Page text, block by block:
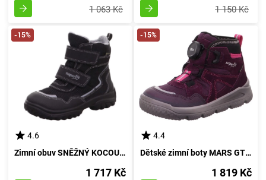
1 063 Kč 1 150 Kč
-15%
4.6
Zimní obuv SNĚŽNÝ KOCOUR GTX, Superfit, 1-000024-0000, šedá - 22
1 717 Kč
-15%
4.4
Dětské zimní boty MARS GTX s BOA uzavíráním od značky Superfit, model 1-009085-8500, v barvě fialové - velikost 28
1 819 Kč